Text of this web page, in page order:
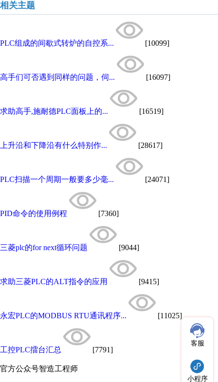
相关主题
PLC组成的间歇式转炉的自控系... [10099]
高手们可否遇到同样的问题，伺... [16097]
求助高手,施耐德PLC面板上的... [16519]
上升沿和下降沿有什么特别作... [28617]
PLC扫描一个周期一般要多少毫... [24071]
PID命令的使用例程 [7360]
三菱plc的for next循环问题 [9044]
求助三菱PLC的ALT指令的应用 [9415]
永宏PLC的MODBUS RTU通讯程序... [11025]
工控PLC擂台汇总 [7791]
官方公众号智造工程师
客服
小程序